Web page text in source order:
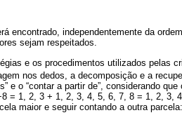
encontrado, independentemente da
sejam respeitados.
e os procedimentos utilizados pelas
nos dedos, a decomposição e a
e o “contar a partir de”, considerando
= 1, 2, 3 + 1, 2, 3, 4, 5, 6, 7, 8 = 1, 2, 3,
maior e seguir contando a outra